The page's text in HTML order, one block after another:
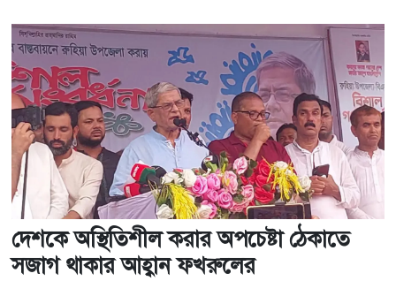
দেশকে অস্থিতিশীল করার অপচেষ্টা ঠেকাতে
সজাগ থাকার আহ্বান ফখরুলের